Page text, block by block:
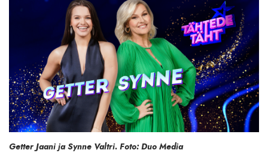
Getter Jaani ja Synne Valtri. Foto: Duo Media